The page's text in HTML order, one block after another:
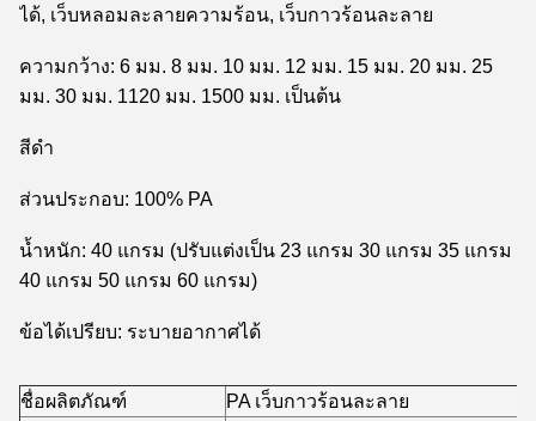
ได้, เว็บหลอมละลายความร้อน, เว็บกาวร้อนละลาย
ความกว้าง: 6 มม. 8 มม. 10 มม. 12 มม. 15 มม. 20 มม. 25
มม. 30 มม. 1120 มม. 1500 มม. เป็นต้น
สีดำ
ส่วนประกอบ: 100% PA
น้ำหนัก: 40 แกรม (ปรับแต่งเป็น 23 แกรม 30 แกรม 35 แกรม
40 แกรม 50 แกรม 60 แกรม)
ข้อได้เปรียบ: ระบายอากาศได้
ชื่อผลิตภัณฑ์
PA เว็บกาวร้อนละลาย